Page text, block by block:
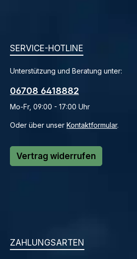
SERVICE-HOTLINE
Unterstützung und Beratung unter:
06708 6418882
Mo-Fr, 09:00 - 17:00 Uhr
Oder über unser Kontaktformular.
Vertrag widerrufen
ZAHLUNGSARTEN